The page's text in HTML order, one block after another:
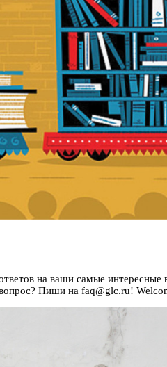
на ваши самые
Пиши на faq@glc.ru!